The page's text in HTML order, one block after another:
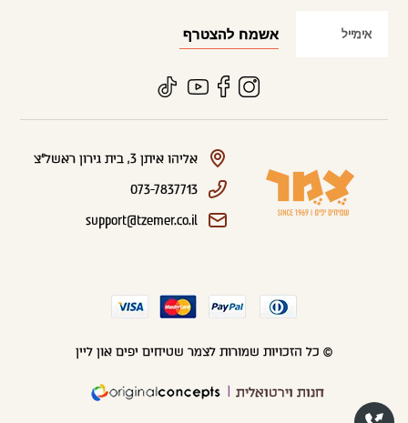
אליהו איתן 3, בית גירון ראשל"צ
073-7837713
support@tzemer.co.il
© כל הזכויות שמורות לצמר שטיחים יפים און ליין
חנות וירטואלית